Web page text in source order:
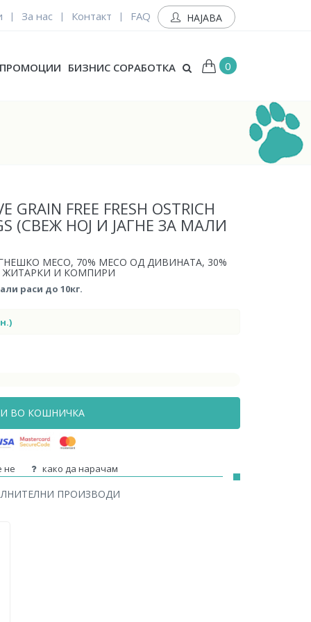
| За нас | Контакт | FAQ НАЈАВА
ПРОМОЦИИ БИЗНИС СОРАБОТКА 0
FREE FRESH OSTRICH
(СВЕЖ НОЈ И ЈАГНЕ ЗА МАЛИ
МЕСО, 70% МЕСО ОД ДИВИНАТА, 30%
ЖИТАРКИ И КОМПИРИ
раси до 10кг.
ВО КОШНИЧКА
не како да нарачам
ПРОИЗВОДИ